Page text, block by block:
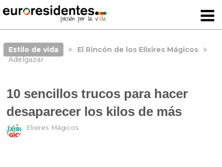
Estilo de vida
El Rincón de los Elixires Mágicos
Adelgazar
10 sencillos trucos para hacer
desaparecer los kilos de más
Elixires Mágicos